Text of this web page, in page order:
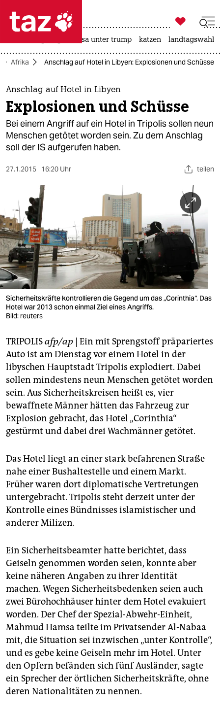
 taz zahl ich
taz zahl ich
themen
politik
öko
gesellschaft
sport
berlin
nord
wahrheit
verlag
verlag
shop
fragen & hilfe
unterstützen
abo
genossenschaft

taz zahl ich
usa unter trump katzen landtagswahl
Afrika Anschlag auf Hotel in Libyen: Explosionen und Schüsse
Anschlag auf Hotel in Libyen
Explosionen und Schüsse
Bei einem Angriff auf ein Hotel in Tripolis sollen neun
Menschen getötet worden sein. Zu dem Anschlag
soll der IS aufgerufen haben.
27.1.2015 16:20 Uhr teilen
Sicherheitskräfte kontrollieren die Gegend um das „Corinthia“. Das
Hotel war 2013 schon einmal Ziel eines Angriffs.
Bild: reuters
TRIPOLISafp/ap | Ein mit Sprengstoff präpariertes
Auto ist am Dienstag vor einem Hotel in der
libyschen Hauptstadt Tripolis explodiert. Dabei
sollen mindestens neun Menschen getötet worden
sein. Aus Sicherheitskreisen heißt es, vier
bewaffnete Männer hätten das Fahrzeug zur
Explosion gebracht, das Hotel „Corinthia“
gestürmt und dabei drei Wachmänner getötet.
Das Hotel liegt an einer stark befahrenen Straße
nahe einer Bushaltestelle und einem Markt.
Früher waren dort diplomatische Vertretungen
untergebracht. Tripolis steht derzeit unter der
Kontrolle eines Bündnisses islamistischer und
anderer Milizen.
Ein Sicherheitsbeamter hatte berichtet, dass
Geiseln genommen worden seien, konnte aber
keine näheren Angaben zu ihrer Identität
machen. Wegen Sicherheitsbedenken seien auch
zwei Bürohochhäuser hinter dem Hotel evakuiert
worden. Der Chef der Spezial-Abwehr-Einheit,
Mahmud Hamsa teilte im Privatsender Al-Nabaa
mit, die Situation sei inzwischen „unter Kontrolle“,
und es gebe keine Geiseln mehr im Hotel. Unter
den Opfern befänden sich fünf Ausländer, sagte
ein Sprecher der örtlichen Sicherheitskräfte, ohne
deren Nationalitäten zu nennen.